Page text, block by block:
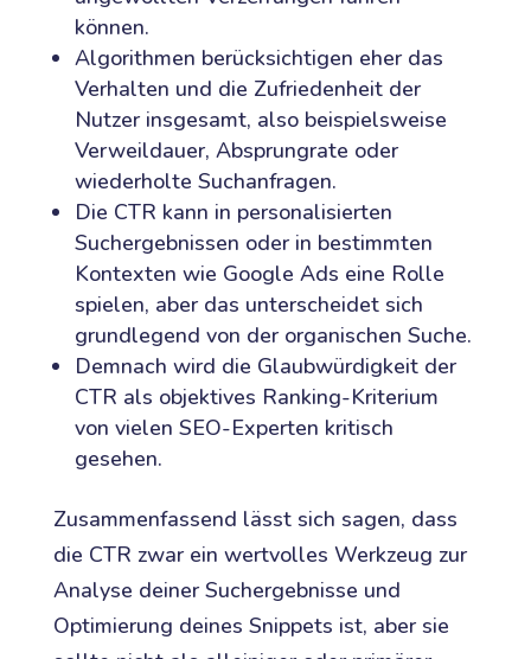
können.
Algorithmen berücksichtigen eher das
Verhalten und die Zufriedenheit der
Nutzer insgesamt, also beispielsweise
Verweildauer, Absprungrate oder
wiederholte Suchanfragen.
Die CTR kann in personalisierten
Suchergebnissen oder in bestimmten
Kontexten wie Google Ads eine Rolle
spielen, aber das unterscheidet sich
grundlegend von der organischen Suche.
Demnach wird die Glaubwürdigkeit der
CTR als objektives Ranking-Kriterium
von vielen SEO-Experten kritisch
gesehen.
Zusammenfassend lässt sich sagen, dass
die CTR zwar ein wertvolles Werkzeug zur
Analyse deiner Suchergebnisse und
Optimierung deines Snippets ist, aber sie